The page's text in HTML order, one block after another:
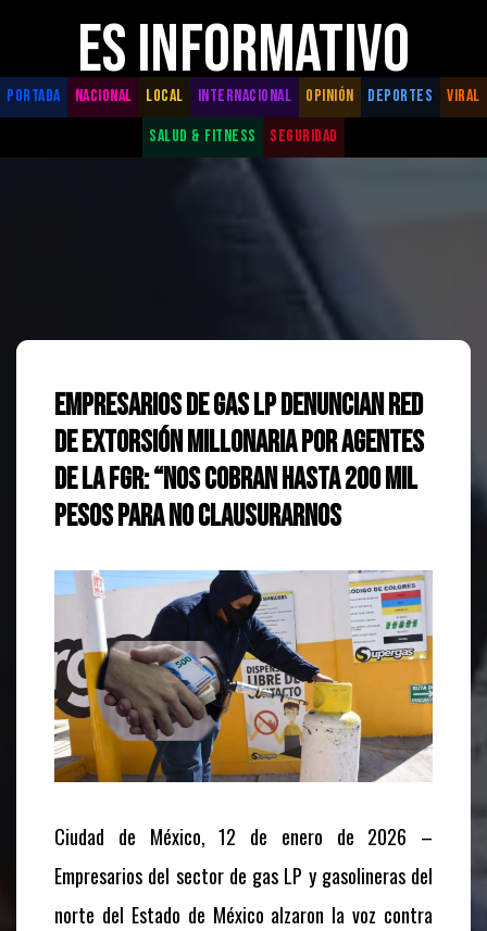
ES INFORMATIVO
PORTADA NACIONAL LOCAL INTERNACIONAL OPINIÓN DEPORTES
VIRAL
SALUD & FITNESS
SEGURIDAD
Empresarios de gas LP denuncian red
de extorsión millonaria por agentes
de la FGR: “Nos cobran hasta 200 mil
pesos para no clausurarnos
Ciudad de México, 12 de enero de 2026 –
Empresarios del sector de gas LP y gasolineras del
norte del Estado de México alzaron la voz contra